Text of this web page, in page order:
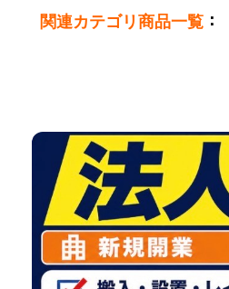
関連カテゴリ商品一覧 ：